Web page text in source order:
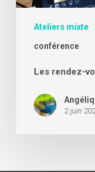
Ateliers mixte
conférence
Les rendez-
2 juin